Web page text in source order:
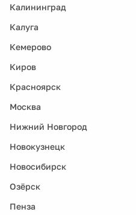
Калининград
Калуга
Кемерово
Киров
Красноярск
Москва
Нижний Новгород
Новокузнецк
Новосибирск
Озёрск
Пенза